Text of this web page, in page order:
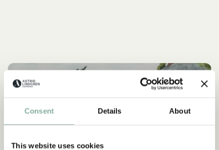
Consent Details About
This website uses cookies
FAKTEN
Alles Über Saltkrokan
MEHR SALTKROKAN
NEU